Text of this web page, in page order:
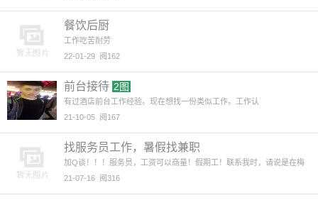
餐饮后厨
工作吃苦耐劳
22-01-29 阅162
前台接待 2图
有过酒店前台工作经验。现在想找一份类似工作。工作认
21-10-05 阅167
找服务员工作，暑假找兼职
加Q谈！！！服务员，工资可以商量！假期工！联系我时，请说是在梅
河
21-07-16 阅316